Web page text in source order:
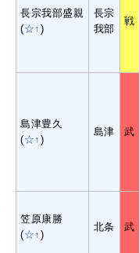
長宗我部盛親
(☆↑ )
長宗
我部
戦
島津豊久
(☆↑ )
島津 武
笠原康勝
(☆↑ )
北条 武